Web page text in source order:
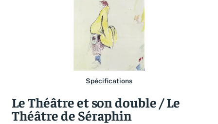
Activez les notifications dans votre compte pour être alerté dès
qu'il est en stock.
Créer une alerte
Spécifications
Le Théâtre et son double / Le
Théâtre de Séraphin